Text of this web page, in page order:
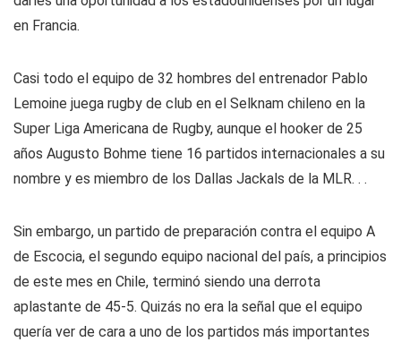
en Francia.
Casi todo el equipo de 32 hombres del entrenador Pablo
Lemoine juega rugby de club en el Selknam chileno en la
Super Liga Americana de Rugby, aunque el hooker de 25
años Augusto Bohme tiene 16 partidos internacionales a su
nombre y es miembro de los Dallas Jackals de la MLR. . .
Sin embargo, un partido de preparación contra el equipo A
de Escocia, el segundo equipo nacional del país, a principios
de este mes en Chile, terminó siendo una derrota
aplastante de 45-5. Quizás no era la señal que el equipo
quería ver de cara a uno de los partidos más importantes